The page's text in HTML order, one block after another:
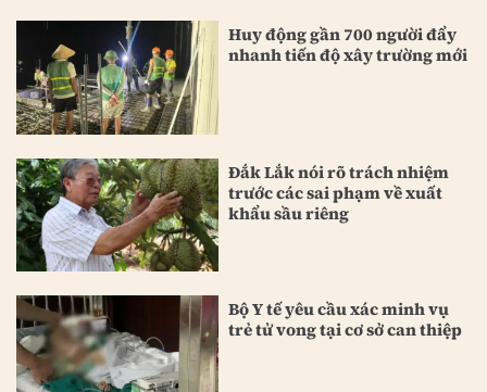
Huy động gần 700 người đẩy
nhanh tiến độ xây trường mới
Đắk Lắk nói rõ trách nhiệm
trước các sai phạm về xuất
khẩu sầu riêng
Bộ Y tế yêu cầu xác minh vụ
trẻ tử vong tại cơ sở can thiệp